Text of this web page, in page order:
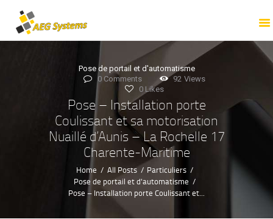
Pose de portail et d'automatisme
0 Comments 92 Views
0 Likes
Pose – Installation porte
Coulissant et sa motorisation
Nuaillé d’Aunis – La Rochelle 17
Charente-Maritime
Home All Posts
Particuliers
Pose de portail et d'automatisme
Pose – Installation porte Coulissant et...
PROFESSIONNELS
PARTICULIERS
TOUTES NOS
PRESTATIONS
NOTRE ENTREPRISE
NOS RÉALISATIONS
NOUS CONTACTER